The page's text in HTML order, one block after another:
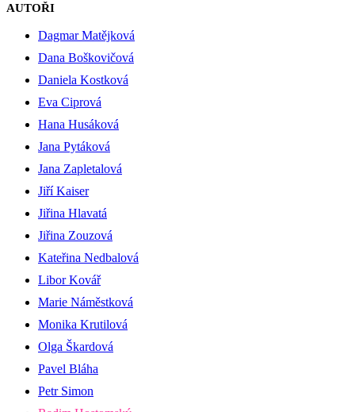
AUTOŘI
Dagmar Matějková
Dana Boškovičová
Daniela Kostková
Eva Ciprová
Hana Husáková
Jana Pytáková
Jana Zapletalová
Jiří Kaiser
Jiřina Hlavatá
Jiřina Zouzová
Kateřina Nedbalová
Libor Kovář
Marie Náměstková
Monika Krutilová
Olga Škardová
Pavel Bláha
Petr Simon